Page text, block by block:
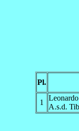
Pl.
1
A.s.d.